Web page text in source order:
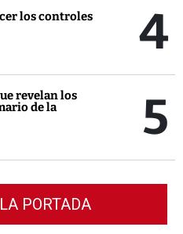
los controles
4
revelan los
de la
5
PORTADA